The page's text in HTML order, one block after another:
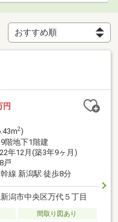
円
2)
階地下1階建
年12月(築3年9ヶ月)
戸
幹線 新潟駅 徒歩8分
潟市中央区万代５丁目
間取り図あり